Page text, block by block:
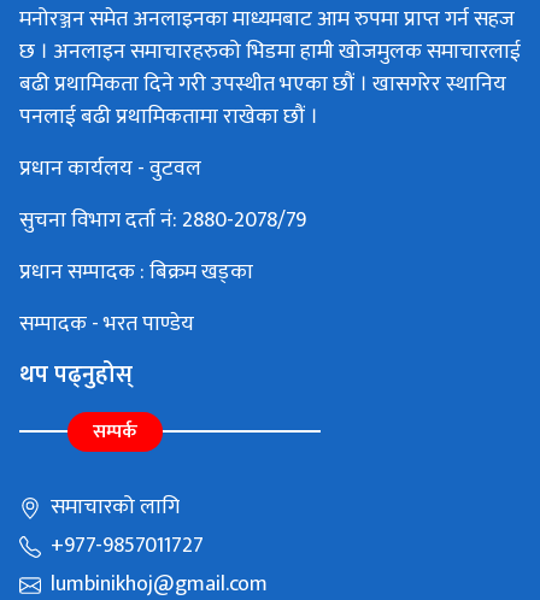
मनोरञ्जन समेत अनलाइनका माध्यमबाट आम रुपमा प्राप्त गर्न सहज
छ । अनलाइन समाचारहरुको भिडमा हामी खोजमुलक समाचारलाई
बढी प्रथामिकता दिने गरी उपस्थीत भएका छौं । खासगरेर स्थानिय
पनलाई बढी प्रथामिकतामा राखेका छौं ।
प्रधान कार्यलय - वुटवल
सुचना विभाग दर्ता नं: 2880-2078/79
प्रधान सम्पादक : बिक्रम खड्का
सम्पादक - भरत पाण्डेय
थप पढ्नुहोस्
सम्पर्क
समाचारको लागि
+977-9857011727
lumbinikhoj@gmail.com